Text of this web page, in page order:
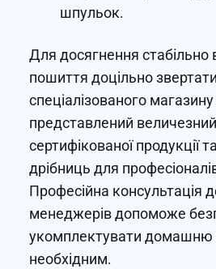
шпульок.
Для досягнення стабільно
пошиття доцільно
спеціалізованого
представлений
сертифікованої продукції
дрібниць для
Професійна консультація
менеджерів допоможе
укомплектувати домашню
необхідним.